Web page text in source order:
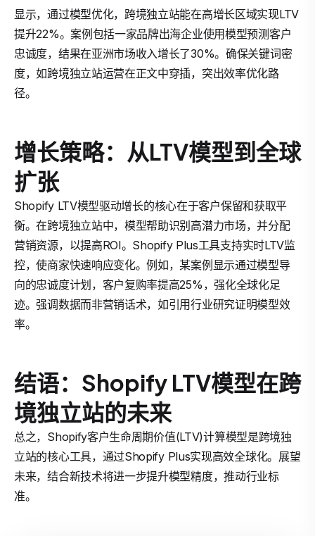
显示，通过模型优化，跨境独立站能在高增长区域实现LTV
提升22%。案例包括一家品牌出海企业使用模型预测客户
忠诚度，结果在亚洲市场收入增长了30%。确保关键词密
度，如跨境独立站运营在正文中穿插，突出效率优化路
径。
增长策略：从LTV模型到全球
扩张
Shopify LTV模型驱动增长的核心在于客户保留和获取平
衡。在跨境独立站中，模型帮助识别高潜力市场，并分配
营销资源，以提高ROI。Shopify Plus工具支持实时LTV监
控，使商家快速响应变化。例如，某案例显示通过模型导
向的忠诚度计划，客户复购率提高25%，强化全球化足
迹。强调数据而非营销话术，如引用行业研究证明模型效
率。
结语：Shopify LTV模型在跨
境独立站的未来
总之，Shopify客户生命周期价值(LTV)计算模型是跨境独
立站的核心工具，通过Shopify Plus实现高效全球化。展望
未来，结合新技术将进一步提升模型精度，推动行业标
准。